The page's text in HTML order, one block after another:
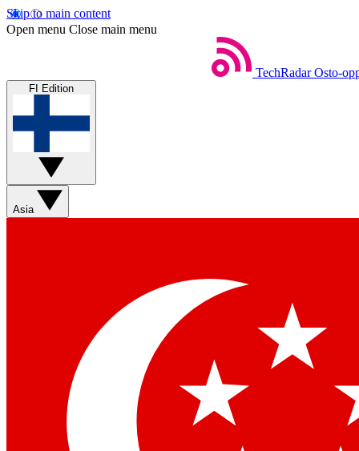
Skip to main content
Open menu Close main menu
TechRadar Osto-
FI Edition
Asia